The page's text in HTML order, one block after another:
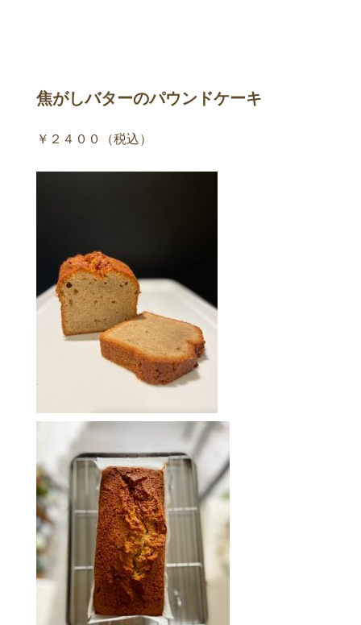
焦がしバターのパウンドケーキ
￥２４００（税込）